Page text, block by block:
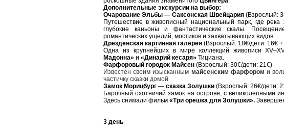
Дополнительные экскурсии на выбор:
Очарование Эльбы — Саксонская Швейцария (Взрослый:
Путешествие в живописный национальный парк, где
глубокие каньоны и фантастические скалы.
романтических ущелий, мостиков и захватывающих видов.
Дрезденская картинная галерея (Взрослый: 18€/дети: 16€
Одна из крупнейших в мире коллекций живописи
Мадонна» и «Динарий кесаря» Тициана.
Фарфоровый городок Майсен (Взрослый: 30€/дети: 21€)
Известен своим изысканным майсенским фарфором и
частичку сказки домой
Замок Морицбург — сказка Золушки (Взрослый: 26€/дети:
Барочный охотничий замок на острове, с великолепными
Здесь снимали фильм «Три орешка для Золушки».
3 день